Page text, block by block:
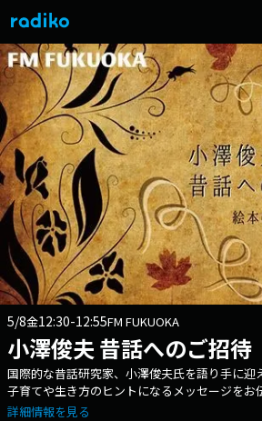
5/8金12:30-12:55FM FUKUOKA
小澤俊夫 昔話へのご招待
国際的な昔話研究家、小澤俊夫氏を語り手に迎
子育てや生き方のヒントになるメッセージをお
真っ最中のママから思春期の子供を抱える親御
詳細情報を見る